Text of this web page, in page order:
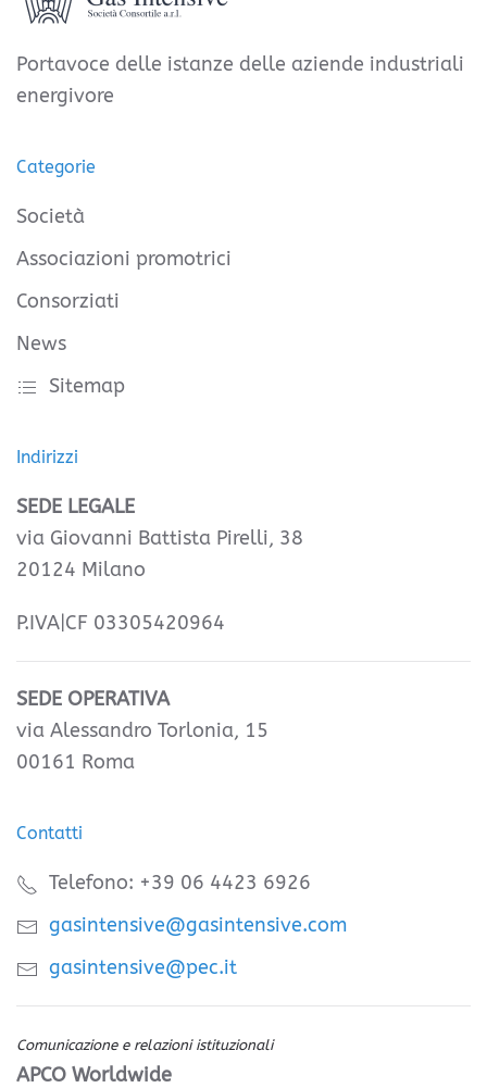
Portavoce delle istanze delle aziende industriali
energivore
Categorie
Società
Associazioni promotrici
Consorziati
News
Sitemap
Indirizzi
SEDE LEGALE
via Giovanni Battista Pirelli, 38
20124 Milano
P.IVA|CF 03305420964
SEDE OPERATIVA
via Alessandro Torlonia, 15
00161 Roma
Contatti
Telefono: +39 06 4423 6926
gasintensive@gasintensive.com
gasintensive@pec.it
Comunicazione e relazioni istituzionali
APCO Worldwide